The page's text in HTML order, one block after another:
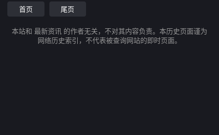
首页
尾页
本站和 最新资讯 的作者无关，不对其内容负责。本历史页面谨为
网络历史索引，不代表被查询网站的即时页面。